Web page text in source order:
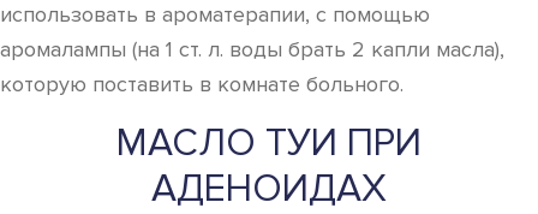
использовать в ароматерапии, с помощью
аромалампы (на 1 ст. л. воды брать 2 капли масла),
которую поставить в комнате больного.
МАСЛО ТУИ ПРИ
АДЕНОИДАХ